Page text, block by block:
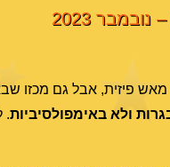
2023
מאש פיזית, אבל גם מכזו
ולא באימפולסיביות.